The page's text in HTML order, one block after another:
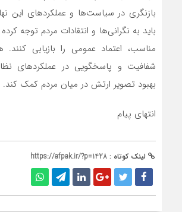
بازنگری در سیاست‌ها و عملکردهای این
باید به نگرانی‌ها و انتقادات مردم توجه کرده
مناسب، اعتماد عمومی را بازیابی
شفافیت و پاسخگویی در عملکردهای
بهبود تصویر ارتش در میان مردم کمک کند.
انتهای پیام
لینک کوتاه : https://afpak.ir/?p=1428